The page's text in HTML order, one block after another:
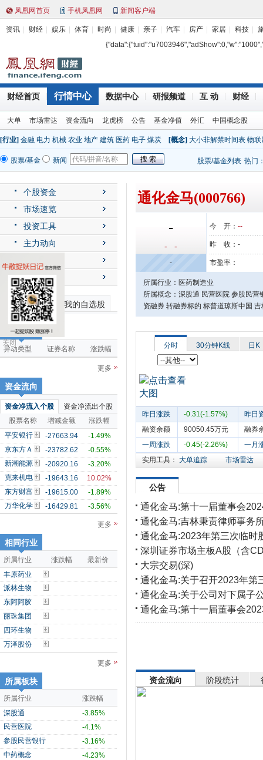
关闭
凤凰网首页 手机凤凰网 新闻客户端
资讯 财经 娱乐 体育 时尚 健康 亲子 汽车 房产 家居 科技
财经首页 行情中心 数据中心 研报频道 互 动 财经
大单 市场雷达 资金流向 龙虎榜 公告 基金净值 外汇 中国概念股
[行业] 金融 电力 机械 农业 地产 建筑 医药 电子 煤炭 [概念] 大小非解禁时间表 物联
股票/基金 新闻 股票/基金列表 热门
个股资金
市场速览
投资工具
主力动向
送配解禁
最近浏览个股 我的自选股
市场雷达
异动类型 证券名称 涨跌幅
更多
资金流向
资金净流入个股
资金净流出个股
股票名称
增减金额
涨跌幅
平安银行
-27663.94
-1.49%
京东方Ａ
-23782.62
-0.55%
新潮能源
-20920.16
-3.20%
克来机电
-19643.16
10.02%
东方财富
-19615.00
-1.89%
万华化学
-16429.81 -3.56%
更多
相同行业
所属行业 涨跌幅
最新价
丰原药业
派林生物
东阿阿胶
丽珠集团
四环生物
万泽股份
更多
所属板块
所属行业
涨跌幅
深股通
-3.85%
民营医院
-4.1%
参股民营银行
-3.16%
中药概念
-4.23%
通化金马(000766)
-
- -
-
今 开： --
昨 收： -
市盈率：
所属行业：医药制造业
所属概念：深股通 民营医院 参股民
资融券 转融券标的 标普道琼斯中国
分时 30分钟K线 日K
昨日涨跌 -0.31(-1.57%)
昨日
融资余额
90050.45万元
融券
一周涨跌
-0.45(-2.26%)
一月
实用工具： 大单追踪 市场雷达
公告
通化金马:第十一届董事会
通化金马:吉林秉责律师事务
通化金马:2023年第三次临时
深圳证券市场主板A股（含
大宗交易(深)
通化金马:关于召开2023年第
通化金马:关于公司对下属子
通化金马:第十一届董事会
资金流向 阶段统计